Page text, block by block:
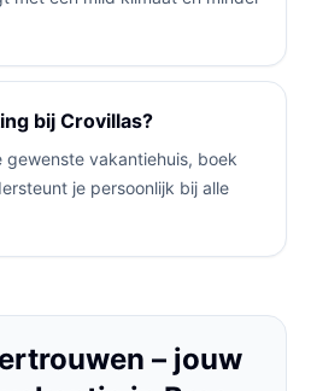
bij Crovillas?
gewenste vakantiehuis, boek
je persoonlijk bij alle
– jouw